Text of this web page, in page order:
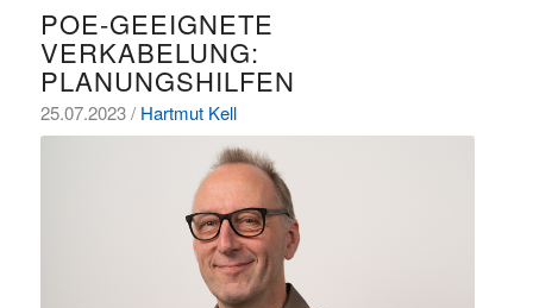
POE-GEEIGNETE
VERKABELUNG:
PLANUNGSHILFEN
25.07.2023 / Hartmut Kell